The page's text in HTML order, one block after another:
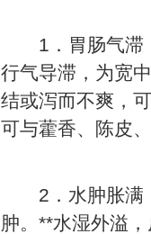
1．胃肠气滞，
行气导滞，为宽
结或泻而不爽，
可与藿香、陈皮
2．水肿胀满，
肿。**水湿外溢